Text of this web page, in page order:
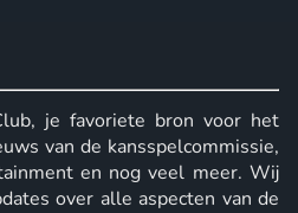
je favoriete bron voor het
van de kansspelcommissie,
en nog veel meer. Wij
over alle aspecten van de